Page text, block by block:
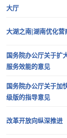
大厅
大湖之南|湖南优化
国务院办公厅关于扩
服务效能的意见
国务院办公厅关于加
级版的指导意见
改革开放向纵深推进